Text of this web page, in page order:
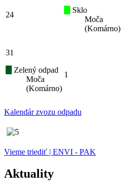
24
Sklo
Moča
(Komárno)
31
Zelený odpad
Moča
(Komárno)
1
Kalendár zvozu odpadu
Vieme triediť | ENVI - PAK
Aktuality